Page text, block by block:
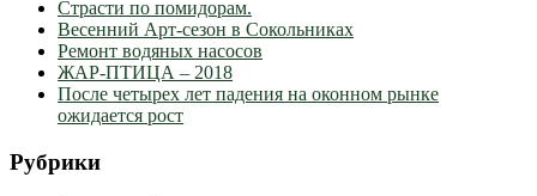
Страсти по помидорам.
Весенний Арт-сезон в Сокольниках
Ремонт водяных насосов
ЖАР-ПТИЦА – 2018
После четырех лет падения на оконном рынке
ожидается рост
Рубрики